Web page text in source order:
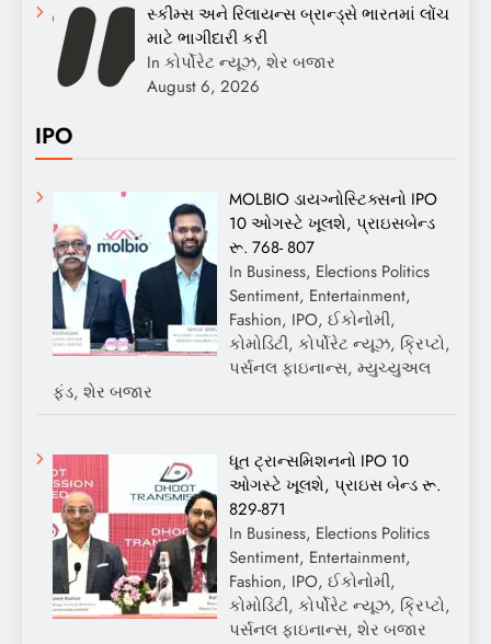
સ્કીમ્સ અને રિલાયન્સ બ્રાન્ડ્સે ભારતમાં લોંચ
માટે ભાગીદારી કરી
In કોર્પોરેટ ન્યૂઝ, શેર બજાર
August 6, 2026
IPO
MOLBIO ડાયગ્નોસ્ટિક્સનો IPO
10 ઓગસ્ટે ખૂલશે, પ્રાઇસબેન્ડ
રૂ. 768- 807
In Business, Elections Politics
Sentiment, Entertainment,
Fashion, IPO, ઈકોનોમી,
કોમોડિટી, કોર્પોરેટ ન્યૂઝ, ક્રિપ્ટો,
પર્સનલ ફાઇનાન્સ, મ્યુચ્યુઅલ
ફંડ, શેર બજાર
ધૂત ટ્રાન્સમિશનનો IPO 10
ઓગસ્ટે ખૂલશે, પ્રાઇસ બેન્ડ રૂ.
829-871
In Business, Elections Politics
Sentiment, Entertainment,
Fashion, IPO, ઈકોનોમી,
કોમોડિટી, કોર્પોરેટ ન્યૂઝ, ક્રિપ્ટો,
પર્સનલ ફાઇનાન્સ, શેર બજાર